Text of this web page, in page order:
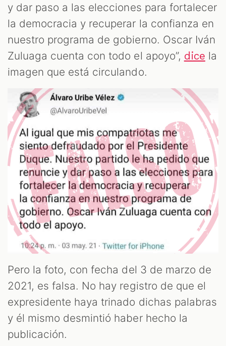
y dar paso a las elecciones para fortalecer
la democracia y recuperar la confianza en
nuestro programa de gobierno. Oscar Iván
Zuluaga cuenta con todo el apoyo”, dice la
imagen que está circulando.
Pero la foto, con fecha del 3 de marzo de
2021, es falsa. No hay registro de que el
expresidente haya trinado dichas palabras
y él mismo desmintió haber hecho la
publicación.